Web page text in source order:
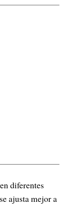
diferentes
ajusta mejor a